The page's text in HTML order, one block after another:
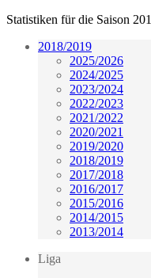
Statistiken für die Saison
2018/2019
2025/2026
2024/2025
2023/2024
2022/2023
2021/2022
2020/2021
2019/2020
2018/2019
2017/2018
2016/2017
2015/2016
2014/2015
2013/2014
Liga